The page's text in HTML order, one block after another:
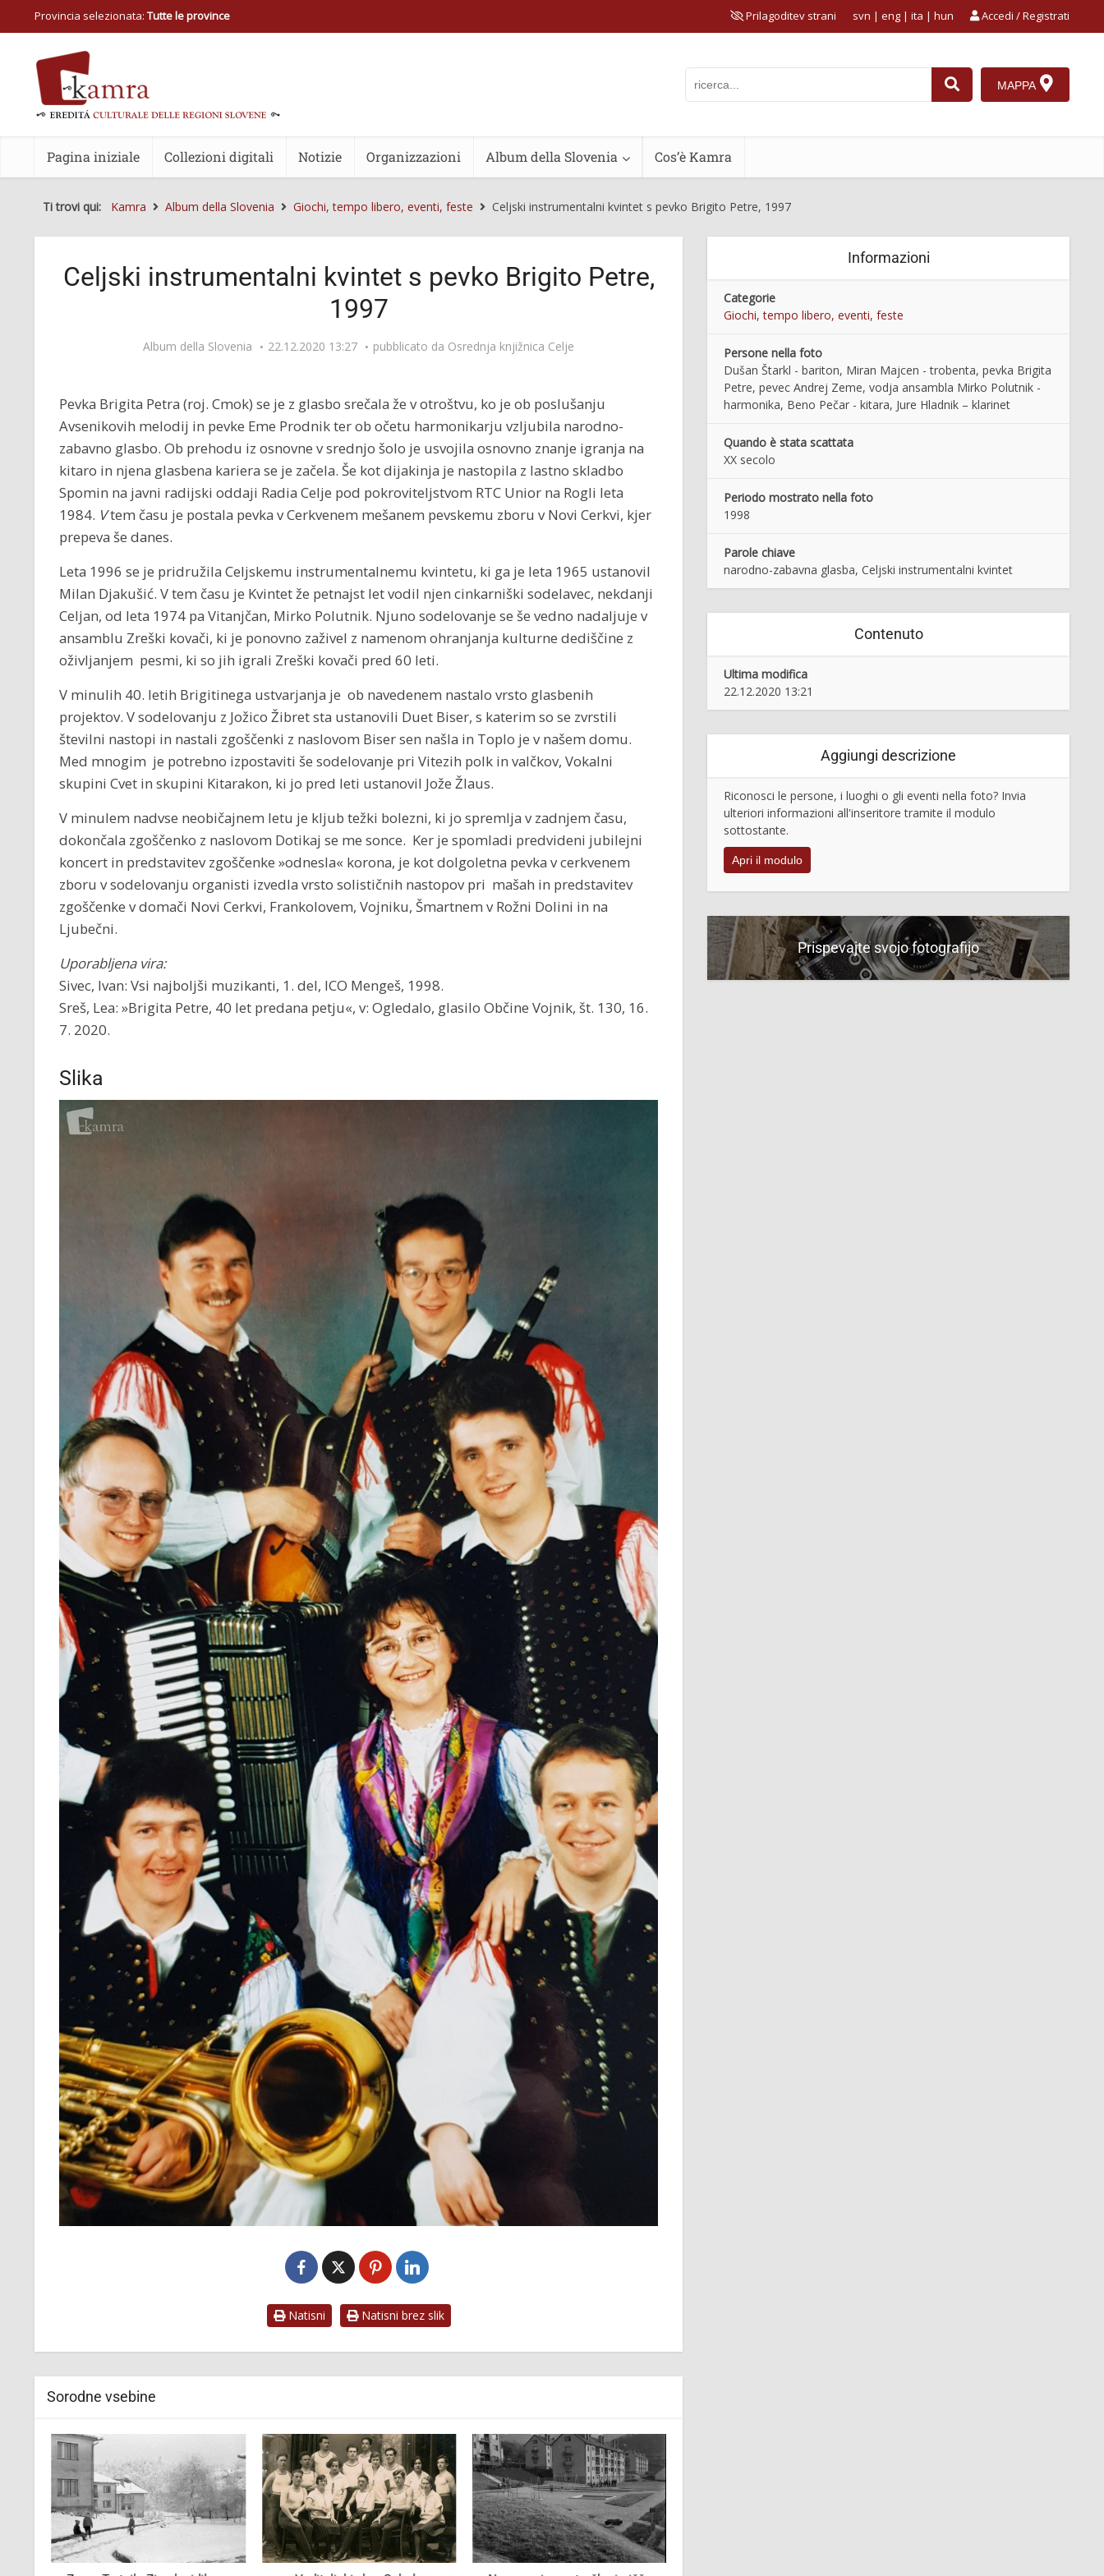
Provincia selezionata: Tutte le province Prilagoditev strani Accedi / Registrati
svn | eng | ita | hun
MAPPA
Pagina iniziale Collezioni digitali Notizie Organizzazioni Album della Slovenia Cos’è Kamra
Ti trovi qui: Kamra Album della Slovenia Giochi, tempo libero, eventi, feste Celjski instrumentalni kvintet s pevko Brigito Petre, 1997
Celjski instrumentalni kvintet s pevko Brigito Petre,
1997
Album della Slovenia 22.12.2020 13:27 pubblicato da Osrednja knjižnica Celje
Pevka Brigita Petra (roj. Cmok) se je z glasbo srečala že v otroštvu, ko je ob poslušanju
Avsenikovih melodij in pevke Eme Prodnik ter ob očetu harmonikarju vzljubila narodno-
zabavno glasbo. Ob prehodu iz osnovne v srednjo šolo je usvojila osnovno znanje igranja na
kitaro in njena glasbena kariera se je začela. Še kot dijakinja je nastopila z lastno skladbo
Spomin na javni radijski oddaji Radia Celje pod pokroviteljstvom RTC Unior na Rogli leta
1984. Vtem času je postala pevka v Cerkvenem mešanem pevskemu zboru v Novi Cerkvi, kjer
prepeva še danes.
Leta 1996 se je pridružila Celjskemu instrumentalnemu kvintetu, ki ga je leta 1965 ustanovil
Milan Djakušić. V tem času je Kvintet že petnajst let vodil njen cinkarniški sodelavec, nekdanji
Celjan, od leta 1974 pa Vitanjčan, Mirko Polutnik. Njuno sodelovanje se še vedno nadaljuje v
ansamblu Zreški kovači, ki je ponovno zaživel z namenom ohranjanja kulturne dediščine z
oživljanjem pesmi, ki so jih igrali Zreški kovači pred 60 leti.
V minulih 40. letih Brigitinega ustvarjanja je ob navedenem nastalo vrsto glasbenih
projektov. V sodelovanju z Jožico Žibret sta ustanovili Duet Biser, s katerim so se zvrstili
številni nastopi in nastali zgoščenki z naslovom Biser sen našla in Toplo je v našem domu.
Med mnogim je potrebno izpostaviti še sodelovanje pri Vitezih polk in valčkov, Vokalni
skupini Cvet in skupini Kitarakon, ki jo pred leti ustanovil Jože Žlaus.
V minulem nadvse neobičajnem letu je kljub težki bolezni, ki jo spremlja v zadnjem času,
dokončala zgoščenko z naslovom Dotikaj se me sonce. Ker je spomladi predvideni jubilejni
koncert in predstavitev zgoščenke »odnesla« korona, je kot dolgoletna pevka v cerkvenem
zboru v sodelovanju organisti izvedla vrsto solističnih nastopov pri mašah in predstavitev
zgoščenke v domači Novi Cerkvi, Frankolovem, Vojniku, Šmartnem v Rožni Dolini in na
Ljubečni.
Uporabljena vira:
Sivec, Ivan: Vsi najboljši muzikanti, 1. del, ICO Mengeš, 1998.
Sreš, Lea: »Brigita Petre, 40 let predana petju«, v: Ogledalo, glasilo Občine Vojnik, št. 130, 16.
7. 2020.
Slika
Natisni Natisni brez slik
Sorodne vsebine
Informazioni
Categorie
Giochi, tempo libero, eventi, feste
Persone nella foto
Dušan Štarkl - bariton, Miran Majcen - trobenta, pevka Brigita
Petre, pevec Andrej Zeme, vodja ansambla Mirko Polutnik -
harmonika, Beno Pečar - kitara, Jure Hladnik – klarinet
Quando è stata scattata
XX secolo
Periodo mostrato nella foto
1998
Parole chiave
narodno-zabavna glasba, Celjski instrumentalni kvintet
Contenuto
Ultima modifica
22.12.2020 13:21
Aggiungi descrizione
Riconosci le persone, i luoghi o gli eventi nella foto? Invia
ulteriori informazioni all'inseritore tramite il modulo
sottostante.
Apri il modulo
Prispevajte svojo fotografijo